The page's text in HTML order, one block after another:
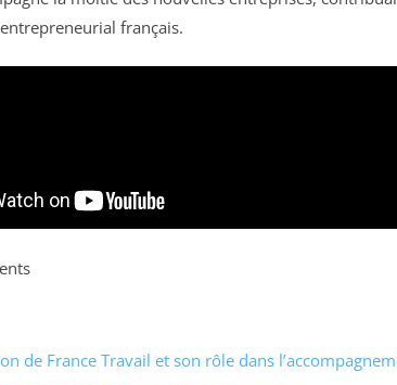
français.
de France Travail et son rôle dans